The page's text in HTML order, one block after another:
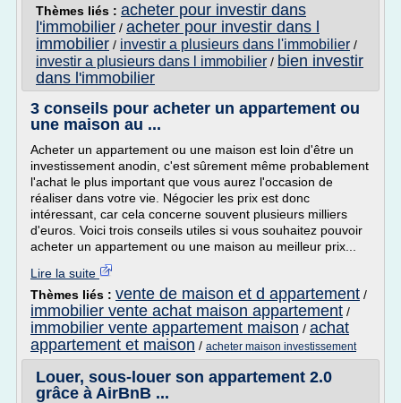
Thèmes liés : acheter pour investir dans
l'immobilier / acheter pour investir dans l
immobilier / investir a plusieurs dans l'immobilier /
investir a plusieurs dans l immobilier / bien investir
dans l'immobilier
3 conseils pour acheter un appartement ou
une maison au ...
Acheter un appartement ou une maison est loin d'être un
investissement anodin, c'est sûrement même probablement
l'achat le plus important que vous aurez l'occasion de
réaliser dans votre vie. Négocier les prix est donc
intéressant, car cela concerne souvent plusieurs milliers
d'euros. Voici trois conseils utiles si vous souhaitez pouvoir
acheter un appartement ou une maison au meilleur prix...
Lire la suite
Thèmes liés : vente de maison et d appartement /
immobilier vente achat maison appartement /
immobilier vente appartement maison / achat
appartement et maison / acheter maison investissement
Louer, sous-louer son appartement 2.0
grâce à AirBnB ...